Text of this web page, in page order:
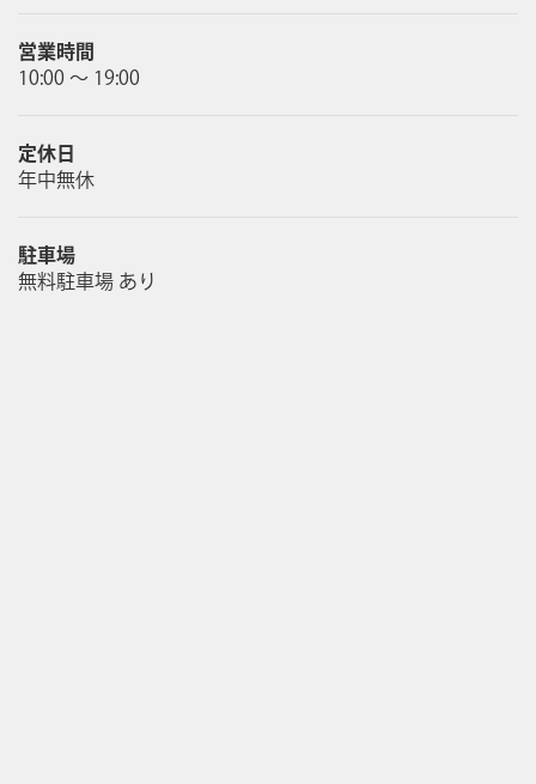
営業時間
10:00 ～ 19:00
定休日
年中無休
駐車場
無料駐車場 あり